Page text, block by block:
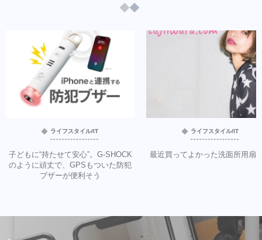
ライフスタイル/IT
子どもに“持たせて安心”。G-SHOCK
のように頑丈で、GPSもついた防犯
ブザーが便利そう
ライフスタイル/IT
最近買ってよかった洗面所用扇